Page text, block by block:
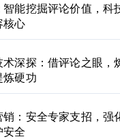
能挖掘评论价值，科
核心
术深探：借评论之眼，
炼硬功
销：安全专家支招，强
安全